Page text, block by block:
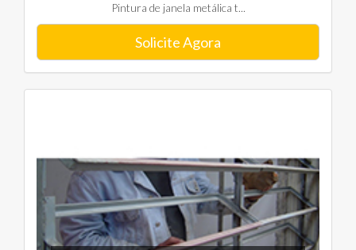
Pintura de janela metálica t...
Solicite Agora